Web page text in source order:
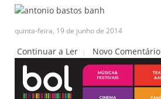
quinta-feira, 19 de junho de 2014
Continuar a Ler Novo Comentário